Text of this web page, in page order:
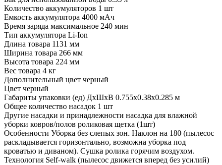
Количество аккумуляторов 1 шт
Емкость аккумулятора 4000 мAч
Время заряда максимальное 240 мин
Тип аккумулятора Li-Ion
Длина товара 1131 мм
Ширина товара 266 мм
Высота товара 224 мм
Вес товара 4 кг
Дополнительный цвет черный
Цвет черный
Габариты упаковки (ед) ДхШхВ 0.755x0.38x0.285 м
Общее количество насадок 1 шт
Другие насадки и принадлежности насадка для влажной
уборки ковров/полов роликовая щетка (1шт)
Особенности Уборка без слепых зон. Наклон на 180 (пылесос
раскладывается горизонтально, возможна уборка под
кроватью и диваном). Сушка ролика горячим воздухом.
Технология Self-walk (пылесос движется вперед без усилий)